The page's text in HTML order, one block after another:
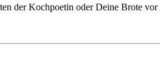
der Kochpoetin oder Deine Brote